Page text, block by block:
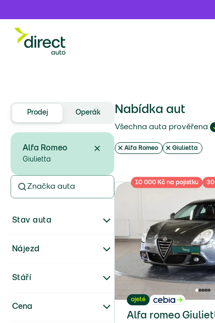
Prodej Operák
Stav auta
Alfa Romeo
Giulietta
Značka auta
Nájezd
Cena
Stáří
Nabídka aut
Všechna auta prověřena
Alfa Romeo Giulietta
10 000 Kč na pojistku 30
ojeté
Alfa romeo